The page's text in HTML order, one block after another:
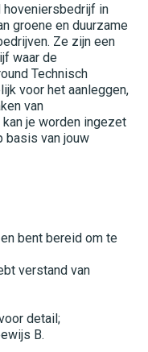
hoveniersbedrijf in
groene en duurzame
Ze zijn een
waar de
Technisch
voor het aanleggen,
van
je worden ingezet
basis van jouw
bent bereid om te
verstand van
detail;
B.